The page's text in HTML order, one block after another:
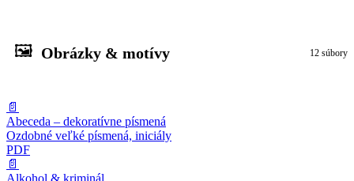
🖼️ Obrázky & motívy 12 súbory
📄
Abeceda – dekoratívne písmená
Ozdobné veľké písmená, iniciály
PDF
📄